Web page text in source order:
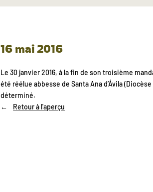
16 mai 2016
Le 30 janvier 2016, à la fin de son troisième
été réélue abbesse de Santa Ana d’Ávila
déterminé.
Retour à l'aperçu